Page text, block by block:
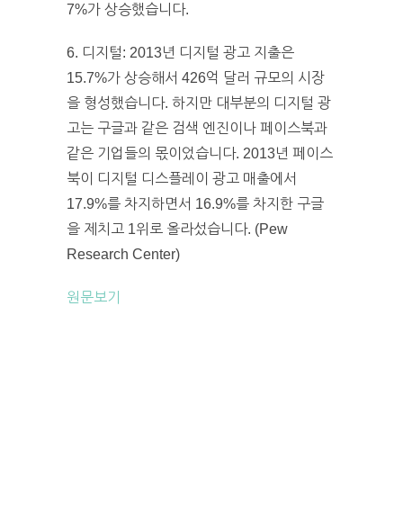
7%가 상승했습니다.
6. 디지털: 2013년 디지털 광고 지출은
15.7%가 상승해서 426억 달러 규모의 시장
을 형성했습니다. 하지만 대부분의 디지털 광
고는 구글과 같은 검색 엔진이나 페이스북과
같은 기업들의 몫이었습니다. 2013년 페이스
북이 디지털 디스플레이 광고 매출에서
17.9%를 차지하면서 16.9%를 차지한 구글
을 제치고 1위로 올라섰습니다. (Pew
Research Center)
원문보기